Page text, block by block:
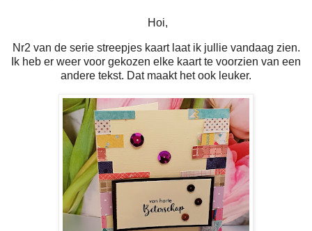
Hoi,
Nr2 van de serie streepjes kaart laat ik jullie vandaag zien.
Ik heb er weer voor gekozen elke kaart te voorzien van een
andere tekst. Dat maakt het ook leuker.